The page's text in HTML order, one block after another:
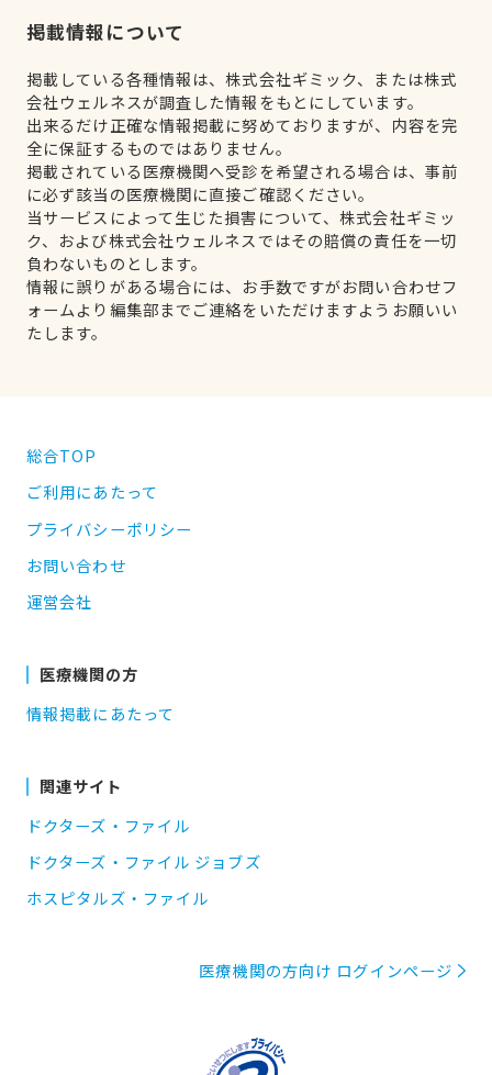
掲載情報について
掲載している各種情報は、株式会社ギミック、または株式
会社ウェルネスが調査した情報をもとにしています。
出来るだけ正確な情報掲載に努めておりますが、内容を完
全に保証するものではありません。
掲載されている医療機関へ受診を希望される場合は、事前
に必ず該当の医療機関に直接ご確認ください。
当サービスによって生じた損害について、株式会社ギミッ
ク、および株式会社ウェルネスではその賠償の責任を一切
負わないものとします。
情報に誤りがある場合には、お手数ですがお問い合わせフ
ォームより編集部までご連絡をいただけますようお願いい
たします。
総合TOP
ご利用にあたって
プライバシーポリシー
お問い合わせ
運営会社
医療機関の方
情報掲載にあたって
関連サイト
ドクターズ・ファイル
ドクターズ・ファイル ジョブズ
ホスピタルズ・ファイル
医療機関の方向け ログインページ